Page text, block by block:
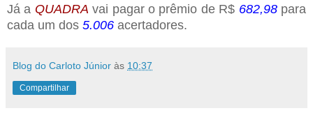
Já a QUADRA vai pagar o prêmio de R$ 682,98para
cada um dos 5.006 acertadores.
Blog do Carloto Júnior às 10:37
Compartilhar